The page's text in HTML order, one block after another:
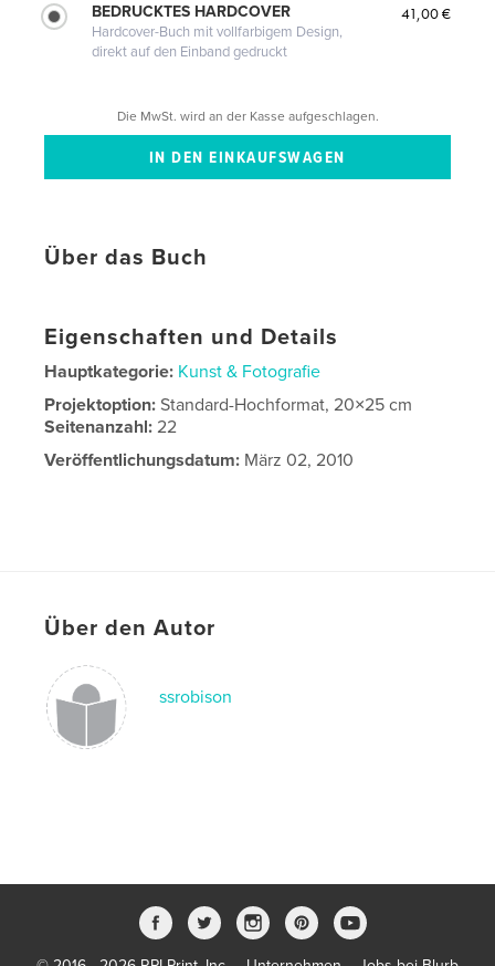
BEDRUCKTES HARDCOVER
Hardcover-Buch mit vollfarbigem Design,
direkt auf den Einband gedruckt
41,00 €
Die MwSt. wird an der Kasse aufgeschlagen.
Über das Buch
Eigenschaften und Details
Hauptkategorie: Kunst & Fotografie
Projektoption:Standard-Hochformat, 20×25 cm
Seitenanzahl:22
Veröffentlichungsdatum: März 02, 2010
Über den Autor
ssrobison